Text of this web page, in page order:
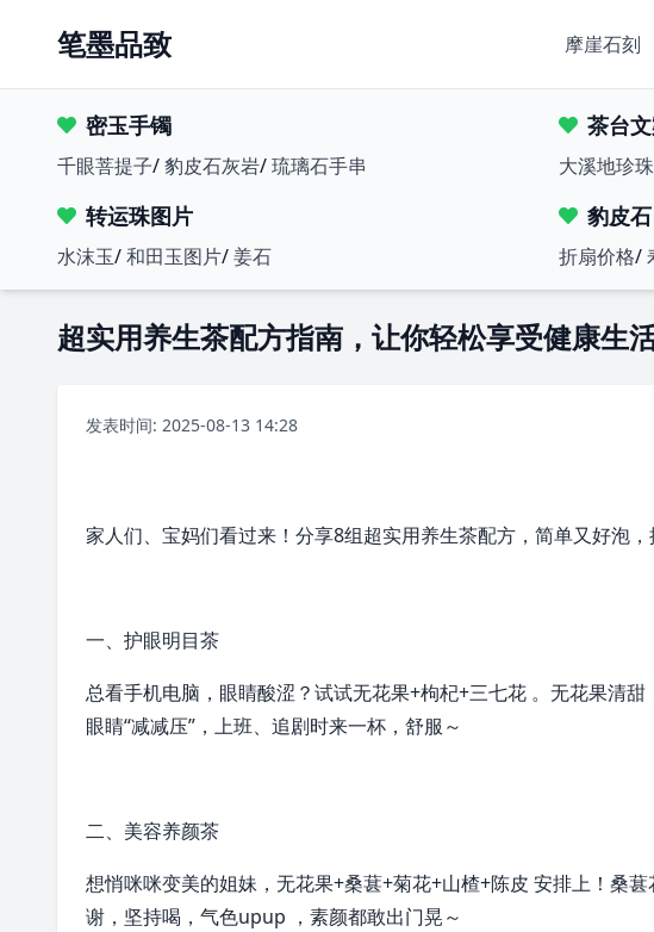
笔墨品致 摩崖石刻
密玉手镯
千眼菩提子/豹皮石灰岩/琉璃石手串
茶台
大溪地珍珠
转运珠图片
水沫玉/和田玉图片/姜石
豹皮石
折扇价格/
超实用养生茶配方指南，让你轻松享受健康生
发表时间: 2025-08-13 14:28
家人们、宝妈们看过来！分享8组超实用养生茶配方，简单又好泡
一、护眼明目茶
总看手机电脑，眼睛酸涩？试试无花果+枸杞+三七花 。无花果清
眼睛“减减压”，上班、追剧时来一杯，舒服～
二、美容养颜茶
想悄咪咪变美的姐妹，无花果+桑葚+菊花+山楂+陈皮 安排上！桑葚
谢，坚持喝，气色upup ，素颜都敢出门晃～